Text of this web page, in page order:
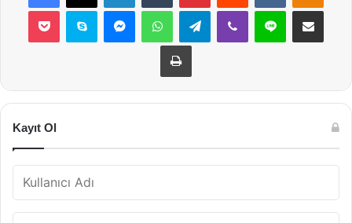
Pocket Skype MessengerWhatsAppTelegramViber Line E-Posta ile
Yazdır
Kayıt Ol